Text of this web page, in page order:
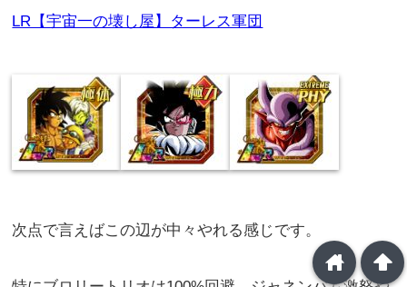
LR【宇宙一の壊し屋】ターレス軍団
次点で言えばこの辺が中々やれる感じです。
arrowup
home